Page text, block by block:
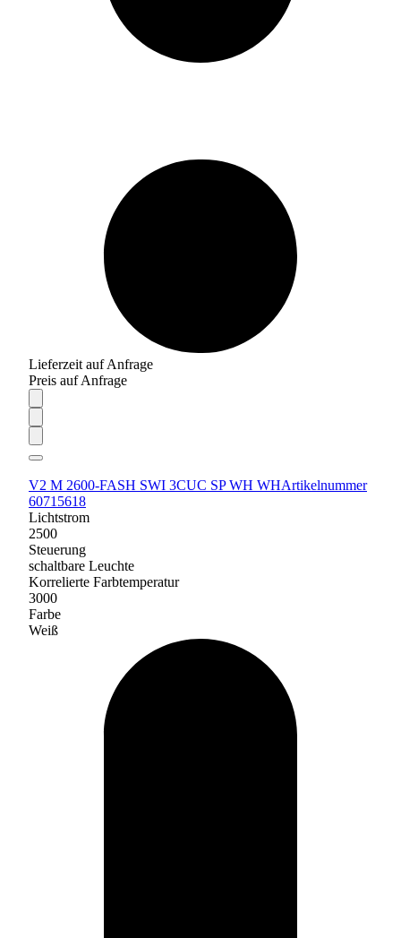
Lieferzeit auf Anfrage
Preis auf Anfrage
V2 M 2600-FASH SWI 3CUC SP WH WHArtikelnummer
60715618
Lichtstrom
2500
Steuerung
schaltbare Leuchte
Korrelierte Farbtemperatur
3000
Farbe
Weiß